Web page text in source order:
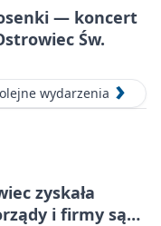
— koncert
Św.
wydarzenia
zyskała
i firmy są